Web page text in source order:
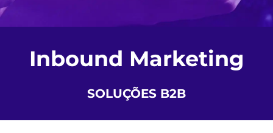
Inbound Marketing
SOLUÇÕES B2B